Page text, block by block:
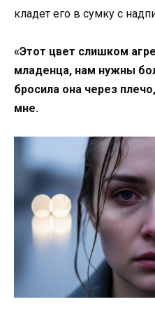
кладет его в сумку с
«Этот цвет слишком
младенца, нам нужны
бросила она через
мне.